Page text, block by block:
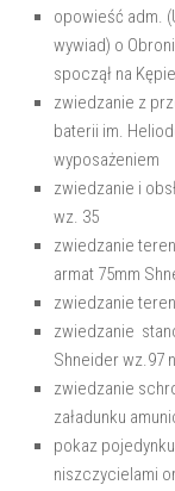
opowieść adm.
wywiad) o
spoczął na
zwiedzanie z
baterii im.
wyposażeniem
zwiedzanie i
wz. 35
zwiedzanie
armat 75mm
zwiedzanie
zwiedzanie
Shneider wz.97
zwiedzanie
załadunku
pokaz
niszczycielami